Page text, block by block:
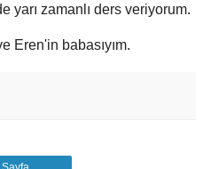
yarı zamanlı ders veriyorum.
Eren'in babasıyım.